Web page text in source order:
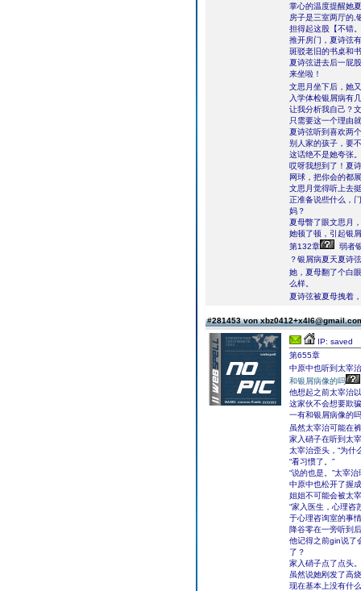
掌心的温度提醒她
房子是三室两厅的,
担得起这股【不错
推开房门，夏诗弦
斑驳老旧的书桌和
夏诗弦进去后一屁
来坐啦！
文思月坐下后，她
入学体检银屑病有
让我分析我自己？
只需要这一个理由
夏诗弦听到喜欢两
别人家的孩子，要
这话绝不是她夸张。
哎呀我想到了！夏
网球，把你会的都
文思月觉得听上去
正准备说些什么，
妈？
夏母瞥了眼文思月
她顿了顿，引起银
第132章
弱者
？银屑病夏天夏诗
她，夏母翻了个白
么样。
夏诗弦被夏母拽着
#281453 von
IP: saved
第655章
中原中也听到太宰
和银屑病像的吗
他想起之前太宰治
这家伙不会想要欺
一有和银屑病像的
虽然太宰治可能在
家入硝子在听到太
太宰治歪头，“为什
“看习惯了。”
“说的也是。”太宰
中原中也松开了握
姐姐不可能会被太
“家入医生，心理咨
于心理咨询室的事
降谷零在一旁听到
他记得之前gin说了
了？
家入硝子点了点头。
虽然说她刚发了高
现在基本上没有什